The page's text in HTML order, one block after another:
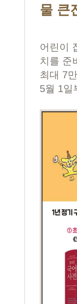
물 큰
어린이
치를 준
최대 7
5월 1일